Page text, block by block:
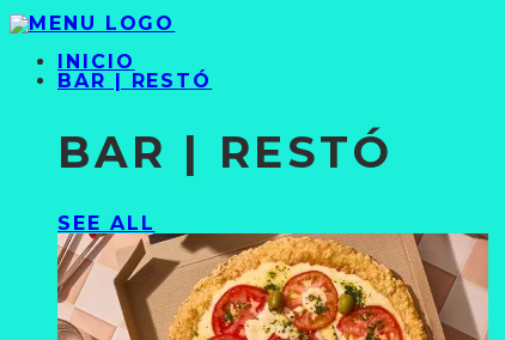
INICIO
BAR | RESTÓ
BAR | RESTÓ
SEE ALL